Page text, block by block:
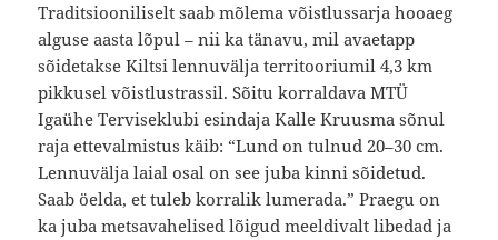
Traditsiooniliselt saab mõlema võistlussarja hooaeg
alguse aasta lõpul – nii ka tänavu, mil avaetapp
sõidetakse Kiltsi lennuvälja territooriumil 4,3 km
pikkusel võistlustrassil. Sõitu korraldava MTÜ
Igaühe Terviseklubi esindaja Kalle Kruusma sõnul
raja ettevalmistus käib: “Lund on tulnud 20–30 cm.
Lennuvälja laial osal on see juba kinni sõidetud.
Saab öelda, et tuleb korralik lumerada.” Praegu on
ka juba metsavahelised lõigud meeldivalt libedad ja